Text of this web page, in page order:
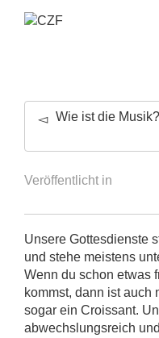
Wie ist die Musik?
Veröffentlicht in
Unsere Gottesdienste
und stehe meistens
Wenn du schon etwas
kommst, dann ist auch
sogar ein Croissant.
abwechslungsreich